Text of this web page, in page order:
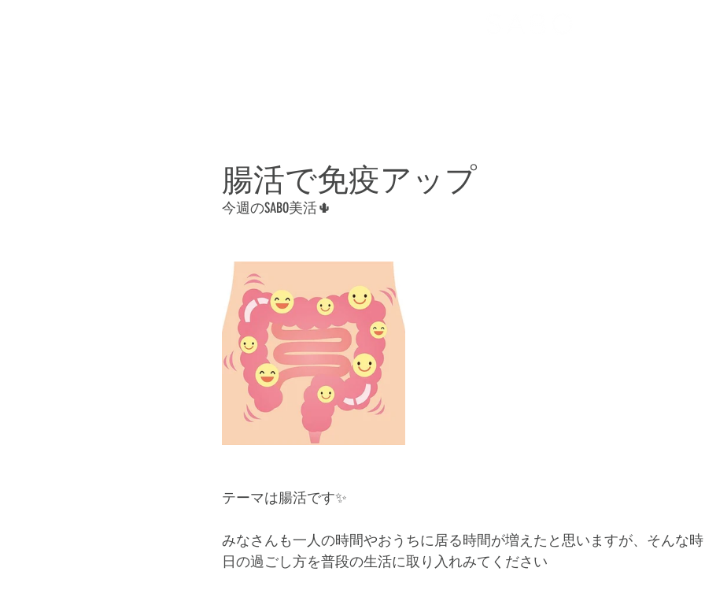
腸活で免疫アップ
今週のSABO美活🌵
テーマは腸活です✨
みなさんも一人の時間やおうちに居る時間が増えたと思いますが、そんな
日の過ごし方を普段の生活に取り入れみてください﻿